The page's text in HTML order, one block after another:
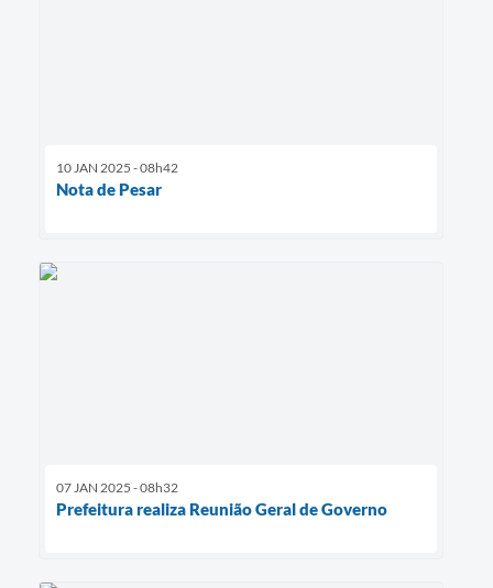
10 JAN 2025 - 08h42
Nota de Pesar
07 JAN 2025 - 08h32
Prefeitura realiza Reunião Geral de Governo